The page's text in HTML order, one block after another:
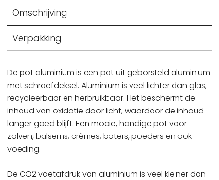
Omschrijving
Verpakking
De pot aluminium is een pot uit geborsteld aluminium
met schroefdeksel. Aluminium is veel lichter dan glas,
recycleerbaar en herbruikbaar. Het beschermt de
inhoud van oxidatie door licht, waardoor de inhoud
langer goed blijft. Een mooie, handige pot voor
zalven, balsems, crèmes, boters, poeders en ook
voeding.
De CO2 voetafdruk van aluminium is veel kleiner dan